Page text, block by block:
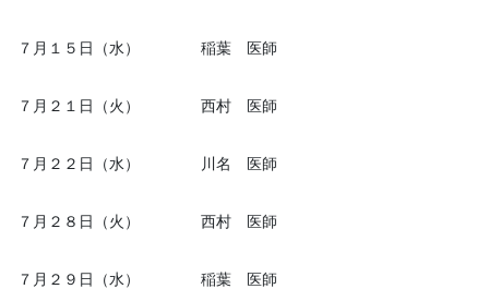
７月１５日（水） 稲葉 医師
７月２１日（火） 西村 医師
７月２２日（水） 川名 医師
７月２８日（火） 西村 医師
７月２９日（水） 稲葉 医師